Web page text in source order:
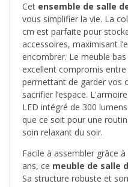
Cet ensemble de salle
vous simplifier la vie. La
cm est parfaite pour
accessoires, maximisant
encombrer. Le meuble
excellent compromis
permettant de garder vos
sacrifier l’espace.
LED intégré de 300
que ce soit pour une
soin relaxant du soir.
Facile à assembler grâce
ans, ce meuble de salle
Sa structure robuste et